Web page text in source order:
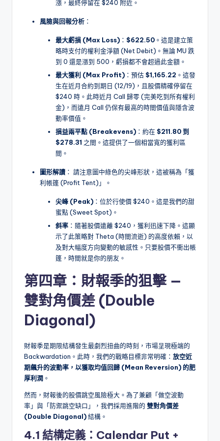
漲，最終停留在 $240 附近。
風險與回報分析 ：
最大虧損 (Max Loss) ： $622.50 。這是建立策
略時支付的權利金淨額 (Net Debit)。無論 MU 跌
到 0 還是漲到 500，虧損都不會超過此金額。
最大獲利 (Max Profit) ：預估 $1,165.22 。這發
生在近月合約到期日 (12/19)，且股價精確停留在
$240 時。此時近月 Call 歸零 (完美吃到所有權利
金)，而遠月 Call 仍保有最高的時間價值與隱含波
動率價值。
損益兩平點 (Breakevens) ：約在 $211.80 到
$278.31 之間。這提供了一個相當寬的獲利區
間。
圖形解讀 ： 請注意圖中綠色的尖峰形狀，這被稱為「獲
利帳篷 (Profit Tent)」。
尖峰 (Peak) ：位於行使價 $240。這是我們的甜
蜜點 (Sweet Spot)。
斜率 ：隨著股價遠離 $240，獲利迅速下降。這顯
示了此策略對 Theta (時間流逝) 的高度依賴，以
及對大幅度方向變動的敏感性。只要股價不衝出帳
篷，時間就是你的朋友。
第四章：財報季的狙擊 —
雙對角價差 (Double
Diagonal)
財報季是期限結構發生最劇烈扭曲的時刻，市場呈現極端的
Backwardation。此時，我們的戰略目標非常明確： 放空近
期飆升的波動率，以獲取均值回歸 (Mean Reversion) 的肥
厚利潤 。
然而，財報後的股價跳空風險極大。為了兼顧「做空波動
率」與「防禦跳空缺口」，我們採用進階的 雙對角價差
(Double Diagonal)結構。
4.1 結構定義：Calendar Put +